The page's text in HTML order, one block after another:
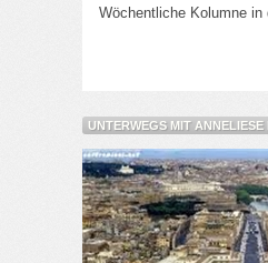
Wöchentliche Kolumne in
UNTERWEGS MIT